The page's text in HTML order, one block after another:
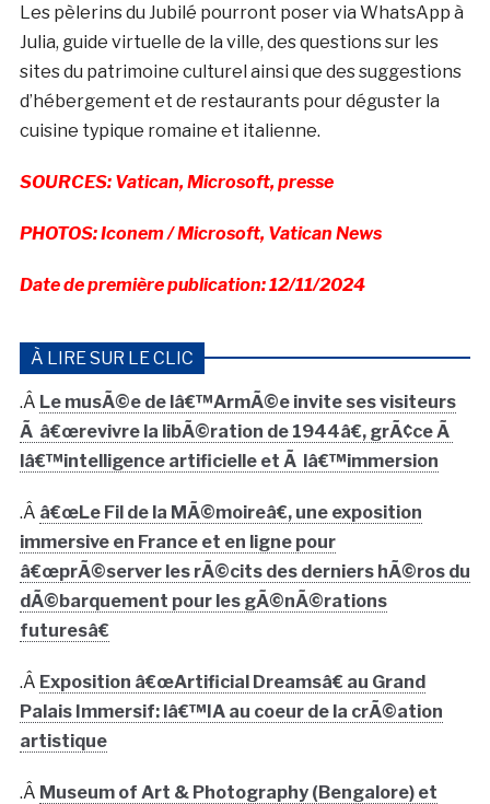
Les pèlerins du Jubilé pourront poser via WhatsApp à
Julia, guide virtuelle de la ville, des questions sur les
sites du patrimoine culturel ainsi que des suggestions
d’hébergement et de restaurants pour déguster la
cuisine typique romaine et italienne.
SOURCES: Vatican, Microsoft, presse
PHOTOS: Iconem / Microsoft, Vatican News
Date de première publication: 12/11/2024
À LIRE SUR LE CLIC
.Â Le musÃ©e de lâ€™ArmÃ©e invite ses visiteurs
Ã â€œrevivre la libÃ©ration de 1944â€, grÃ¢ce Ã
lâ€™intelligence artificielle et Ã lâ€™immersion
.Â â€œLe Fil de la MÃ©moireâ€, une exposition
immersive en France et en ligne pour
â€œprÃ©server les rÃ©cits des derniers hÃ©ros du
dÃ©barquement pour les gÃ©nÃ©rations
futuresâ€
.Â Exposition â€œArtificial Dreamsâ€ au Grand
Palais Immersif: lâ€™IA au coeur de la crÃ©ation
artistique
.Â Museum of Art & Photography (Bengalore) et